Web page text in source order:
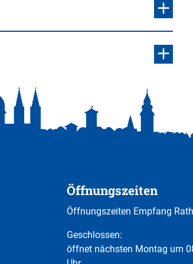
Öffnungszeiten
Öffnungszeiten Empfang
Klicken, um weitere
Geschlossen:
öffnet nächsten Montag um